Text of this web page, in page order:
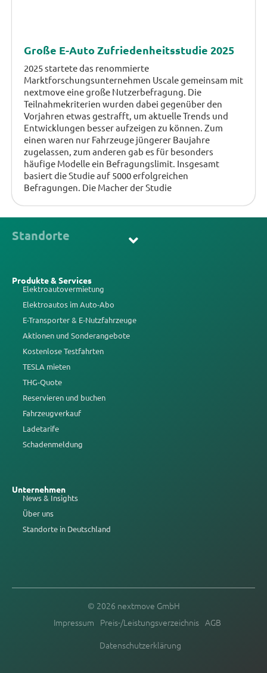
Große E-Auto Zufriedenheitsstudie 2025
2025 startete das renommierte
Marktforschungsunternehmen Uscale gemeinsam mit
nextmove eine große Nutzerbefragung. Die
Teilnahmekriterien wurden dabei gegenüber den
Vorjahren etwas gestrafft, um aktuelle Trends und
Entwicklungen besser aufzeigen zu können. Zum
einen waren nur Fahrzeuge jüngerer Baujahre
zugelassen, zum anderen gab es für besonders
häufige Modelle ein Befragungslimit. Insgesamt
basiert die Studie auf 5000 erfolgreichen
Befragungen. Die Macher der Studie
Standorte
Produkte & Services
Elektroautovermietung
Elektroautos im Auto-Abo
E-Transporter & E-Nutzfahrzeuge
Aktionen und Sonderangebote
Kostenlose Testfahrten
TESLA mieten
THG-Quote
Reservieren und buchen
Fahrzeugverkauf
Ladetarife
Schadenmeldung
Unternehmen
News & Insights
Über uns
Standorte in Deutschland
© 2026 nextmove GmbH
Impressum Preis-/Leistungsverzeichnis AGB
Datenschutzerklärung